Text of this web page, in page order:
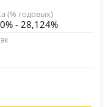
(% годовых)
- 28,124%